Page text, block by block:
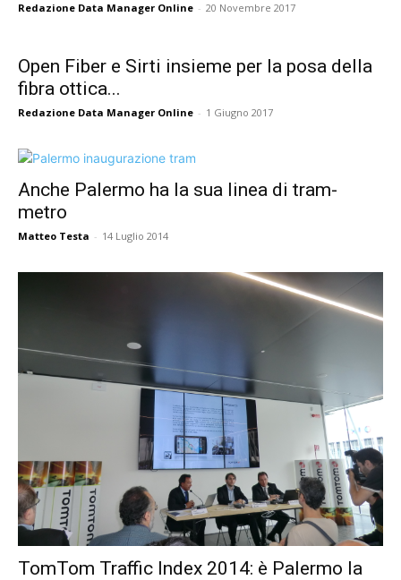
Redazione Data Manager Online - 20 Novembre 2017
Open Fiber e Sirti insieme per la posa della
fibra ottica...
Redazione Data Manager Online - 1 Giugno 2017
Anche Palermo ha la sua linea di tram-
metro
Matteo Testa - 14 Luglio 2014
TomTom Traffic Index 2014: è Palermo la